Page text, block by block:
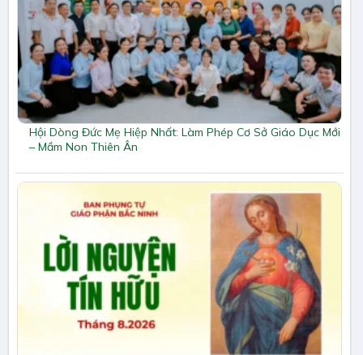
Hội Dòng Đức Mẹ Hiệp Nhất: Làm Phép Cơ Sở Giáo Dục Mới
– Mầm Non Thiên Ân